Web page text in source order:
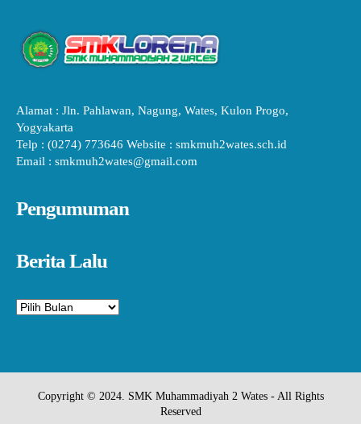
Alamat : Jln. Pahlawan, Nagung, Wates, Kulon Progo,
Yogyakarta
Telp : (0274) 773646 Website : smkmuh2wates.sch.id
Email : smkmuh2wates@gmail.com
Pengumuman
Berita Lalu
Arsip
Copyright © 2024. SMK Muhammadiyah 2 Wates - All Rights
Reserved